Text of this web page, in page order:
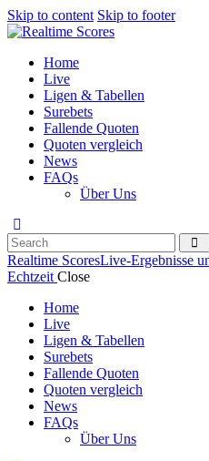
Skip to content Skip to footer
Home
Live
Ligen & Tabellen
Surebets
Fallende Quoten
Quoten vergleich
News
FAQs
Über Uns
Realtime ScoresLive-Ergebnisse
Echtzeit Close
Home
Live
Ligen & Tabellen
Surebets
Fallende Quoten
Quoten vergleich
News
FAQs
Über Uns